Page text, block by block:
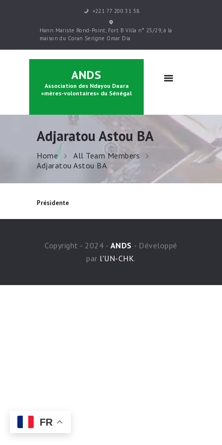
+221 77 200 31 58
Hann Mariste Rond-Point, Fort B Villa n° 25/29, à la
maison du Coran Serigne Omar Dia
ANDS
Association des Ndayou Daara
«mères-volontaires» du Sénégal
Adjaratou Astou BA
Home
All Team Members
Adjaratou Astou BA
PRÉSENTATION
PARRAINAGE
CONTACTS
BOUTIQUE
Présidente
Copyright - 2024 - ANDS - Développé
par l'UN-CHK.
FR